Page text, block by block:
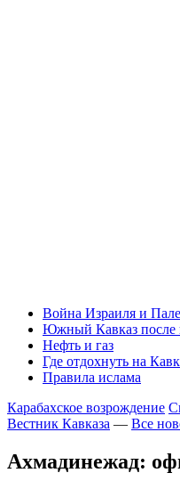
Война Израиля и
Южный Кавказ после
Нефть и газ
Где отдохнуть на
Правила ислама
Карабахское возрождение
Вестник Кавказа — Все
Ахмадинежад: